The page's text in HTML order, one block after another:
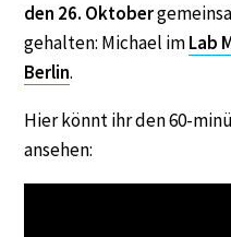
den 26. Oktober
gehalten: Michael imLab
Berlin.
Hier könnt ihr den 60-
ansehen: